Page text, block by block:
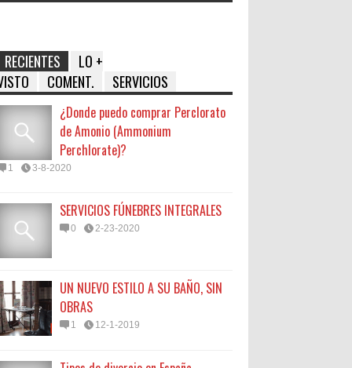
RECIENTES
LO +
COMENT. SERVICIOS
¿Donde puedo comprar Perclorato
de Amonio (Ammonium
Perchlorate)?
1 3-8-2020
SERVICIOS FÚNEBRES INTEGRALES
0 2-23-2020
UN NUEVO ESTILO A SU BAÑO, SIN
OBRAS
1 12-1-2019